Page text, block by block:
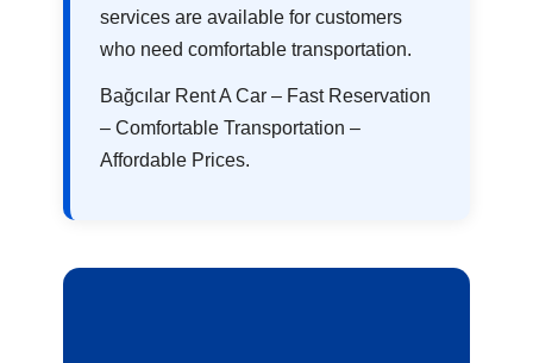
services are available for customers
who need comfortable transportation.
Bağcılar Rent A Car – Fast Reservation
– Comfortable Transportation –
Affordable Prices.